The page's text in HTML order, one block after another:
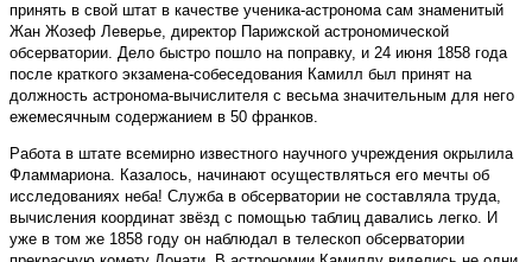
принять в свой штат в качестве ученика-астронома сам знаменитый
Жан Жозеф Леверье, директор Парижской астрономической
обсерватории. Дело быстро пошло на поправку, и 24 июня 1858 года
после краткого экзамена-собеседования Камилл был принят на
должность астронома-вычислителя с весьма значительным для него
ежемесячным содержанием в 50 франков.
Работа в штате всемирно известного научного учреждения окрылила
Фламмариона. Казалось, начинают осуществляться его мечты об
исследованиях неба! Служба в обсерватории не составляла труда,
вычисления координат звёзд с помощью таблиц давались легко. И
уже в том же 1858 году он наблюдал в телескоп обсерватории